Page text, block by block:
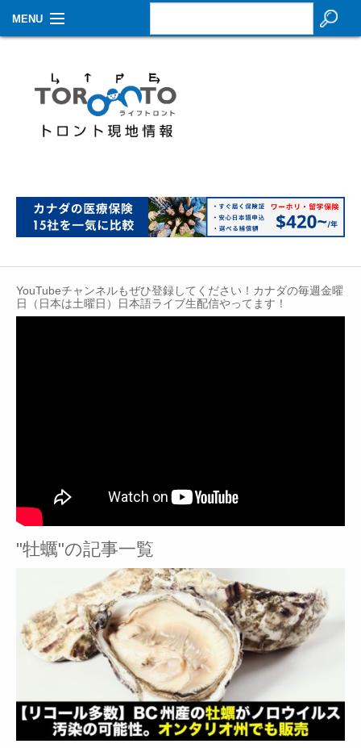
MENU
生活情報
その他
イベントカレンダー
About Us
YouTubeチャンネルもぜひ登録してください！カナダの毎週金曜
日（日本は土曜日）日本語ライブ生配信やってます！
"牡蠣"の記事一覧